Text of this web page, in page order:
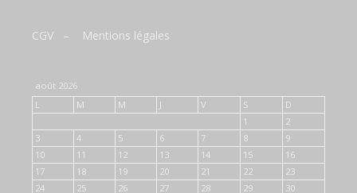
CGV – Mentions légales
août 2026
L
M M J V S
D
1
2
3
4 5 6 7 8
9
10
11 12 13 14 15
16
17
18 19 20 21 22
23
24
25 26 27 28 29 30